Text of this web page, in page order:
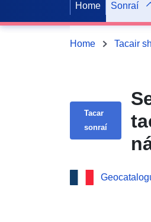
Home Sonraí
Home Tacair
Tacar
sonraí